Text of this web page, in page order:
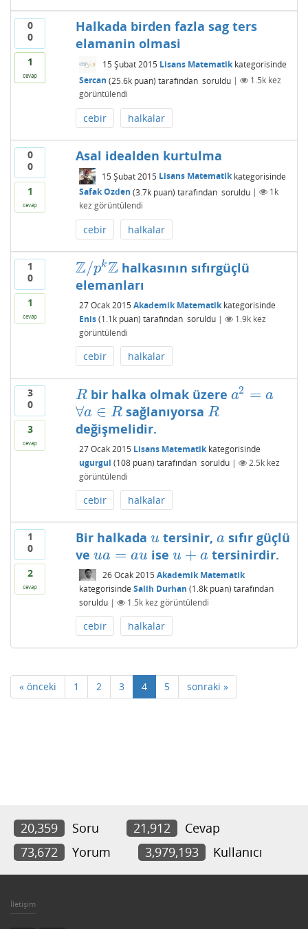
0
0
1
cevap
Halkada birden fazla sag ters
elamanin olmasi
15 Şubat 2015 Lisans Matematikkategorisinde
Sercan (25.6kpuan) tarafından soruldu | 1.5kkez
görüntülendi
cebir halkalar
0
0
1
cevap
Asal idealden kurtulma
15 Şubat 2015 Lisans Matematikkategorisinde
Safak Ozden (3.7kpuan) tarafından soruldu |
1k
kez görüntülendi
cebir halkalar
1
0
1
cevap
Z/pkZ
Z/pkZ
halkasının sıfırgüçlü
elemanları
27 Ocak 2015 Akademik Matematikkategorisinde
Enis (1.1kpuan) tarafından soruldu | 1.9kkez
görüntülendi
cebir halkalar
3
0
3
cevap
R
R bir halka olmak üzere a2 = a
a2 =a
∀a ∈ R
∀a∈R sağlanıyorsaR
R
değişmelidir.
27 Ocak 2015 Lisans Matematikkategorisinde
ugurgul (108puan) tarafından soruldu | 2.5kkez
görüntülendi
cebir halkalar
1
0
2
cevap
Bir halkada u
utersinir, a
asıfır güçlü
ve ua = au
ua= au ise u + a
u+a tersinirdir.
26 Ocak 2015 Akademik Matematik
kategorisinde Salih Durhan (1.8kpuan) tarafından
soruldu | 1.5kkez görüntülendi
cebir halkalar
« önceki 1 2 3 4 5 sonraki »
20,359 Soru 21,912
Cevap
73,672
Yorum 3,979,193 Kullanıcı
İletişim